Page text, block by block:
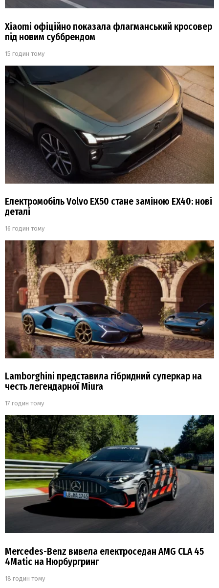
Xiaomi офіційно показала флагманський кросовер
під новим суббрендом
15 годин тому
Електромобіль Volvo EX50 стане заміною EX40: нові
деталі
16 годин тому
Lamborghini представила гібридний суперкар на
честь легендарної Miura
17 годин тому
Mercedes-Benz вивела електроседан AMG CLA 45
4Matic на Нюрбургринг
18 годин тому